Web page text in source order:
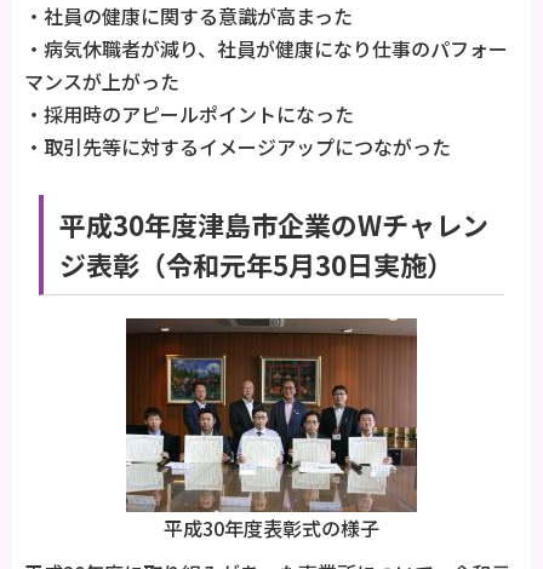
・社員の健康に関する意識が高まった
・病気休職者が減り、社員が健康になり仕事のパフォー
マンスが上がった
・採用時のアピールポイントになった
・取引先等に対するイメージアップにつながった
平成30年度津島市企業のWチャレン
ジ表彰（令和元年5月30日実施）
平成30年度表彰式の様子